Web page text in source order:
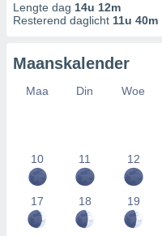
Lengte dag 14u 12m
Resterend daglicht 11u 40m
Maanskalender
Maa Din Woe
10 11 12
17 18 19